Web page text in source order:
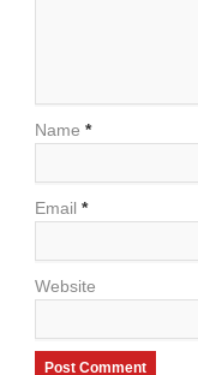
Name *
Email *
Website